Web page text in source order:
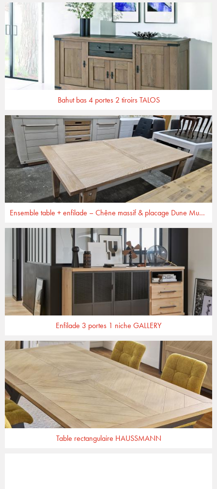
Bahut bas 4 portes 2 tiroirs TALOS
Ensemble table + enfilade – Chêne massif & placage Dune Muscat – Design contemporain
Enfilade 3 portes 1 niche GALLERY
Table rectangulaire HAUSSMANN